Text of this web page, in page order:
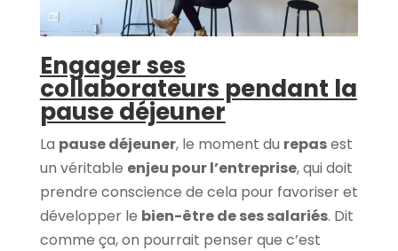
Engager ses
collaborateurs pendant la
pause déjeuner
La pause déjeuner, le moment du repasest
un véritable enjeu pour l’entreprise, qui doit
prendre conscience de cela pour favoriser et
développer le bien-être de ses salariés. Dit
comme ça, on pourrait penser que c’est